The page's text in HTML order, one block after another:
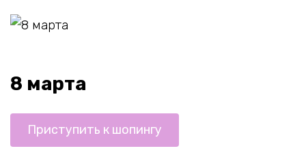
8 марта
Приступить к шопингу